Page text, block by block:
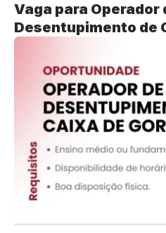
Vaga para Operador
Desentupimento de